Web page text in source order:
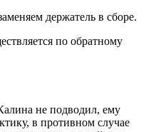
держатель в сборе.
по обратному
не подводил, ему
в противном случае